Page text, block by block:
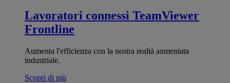
Lavoratori connessi TeamViewer
Frontline
Aumenta l'efficienza con la nostra realtà aumentata
industriale.
Scopri di più